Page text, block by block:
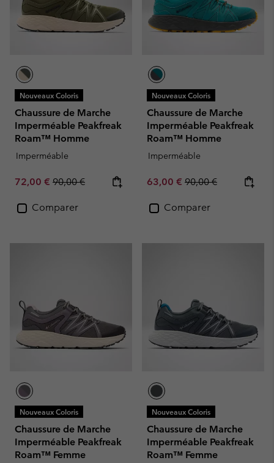
Nouveaux Coloris
Chaussure de Marche
Imperméable Peakfreak
Roam™ Homme
Imperméable
Sale price:
72,00 € Regular price:
90,00 €
Comparer
Nouveaux Coloris
Chaussure de Marche
Imperméable Peakfreak
Roam™ Homme
Imperméable
Sale price:
63,00 € Regular price:
90,00 €
Comparer
Nouveaux Coloris
Chaussure de Marche
Imperméable Peakfreak
Roam™ Femme
Nouveaux Coloris
Chaussure de Marche
Imperméable Peakfreak
Roam™ Femme